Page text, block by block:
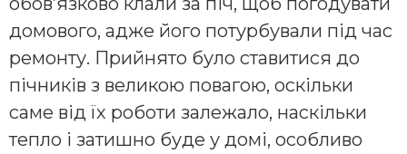
домового, адже його потурбували під час
ремонту. Прийнято було ставитися до
пічників з великою повагою, оскільки
саме від їх роботи залежало, наскільки
тепло і затишно буде у домі, особливо